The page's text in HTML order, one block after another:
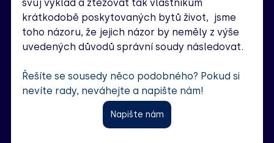
svůj výklad a ztěžovat tak vlastníkům
krátkodobě poskytovaných bytů život,  jsme
toho názoru, že jejich názor by neměly z výše
uvedených důvodů správní soudy následovat.
Řešíte se sousedy něco podobného? Pokud si
nevíte rady, neváhejte a napište nám!
Napište nám